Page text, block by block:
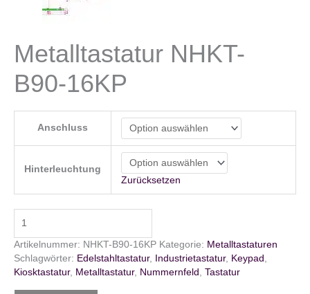
Metalltastatur NHKT-
B90-16KP
Anschluss
Hinterleuchtung
Zurücksetzen
NHKT-
B90-
16KP
Menge
Artikelnummer: NHKT-B90-16KP Kategorie: Metalltastaturen
Schlagwörter: Edelstahltastatur, Industrietastatur, Keypad ,
Kiosktastatur, Metalltastatur, Nummernfeld , Tastatur